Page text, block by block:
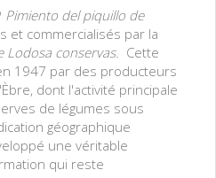
Pimiento del piquillo de
et commercialisés par la
Lodosa conservas. Cette
1947 par des producteurs
dont l'activité principale
de légumes sous
géographique
une véritable
qui reste